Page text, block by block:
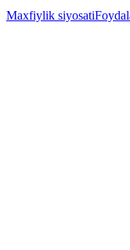
Maxfiylik siyosati